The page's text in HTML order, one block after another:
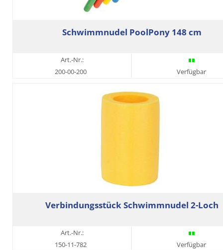
Schwimmnudel PoolPony 148 cm
Art.-Nr.:
200-00-200
Verfügbar
Verbindungsstück Schwimmnudel 2-Loch
Art.-Nr.:
150-11-782
Verfügbar